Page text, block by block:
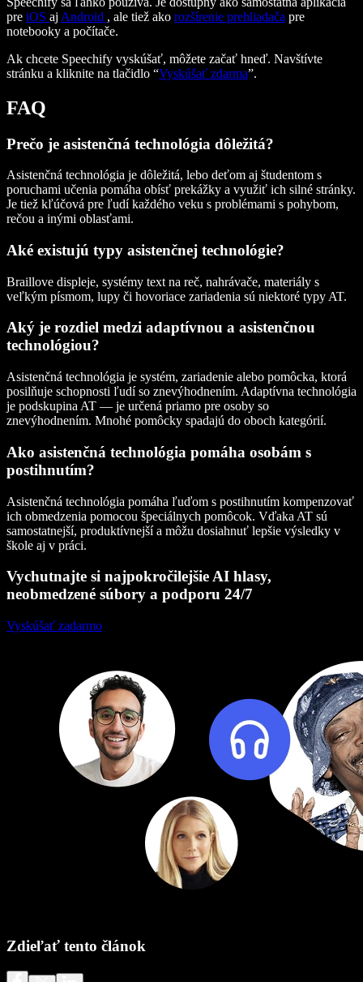
pre iOS aj Android , ale tiež ako rozšírenie prehliadača pre
notebooky a počítače.
Ak chcete Speechify vyskúšať, môžete začať hneď. Navštívte
stránku a kliknite na tlačidlo “Vyskúšať zdarma”.
FAQ
Prečo je asistenčná technológia dôležitá?
Asistenčná technológia je dôležitá, lebo deťom aj študentom s
poruchami učenia pomáha obísť prekážky a využiť ich silné stránky.
Je tiež kľúčová pre ľudí každého veku s problémami s pohybom,
rečou a inými oblasťami.
Aké existujú typy asistenčnej technológie?
Braillove displeje, systémy text na reč, nahrávače, materiály s
veľkým písmom, lupy či hovoriace zariadenia sú niektoré typy AT.
Aký je rozdiel medzi adaptívnou a asistenčnou
technológiou?
Asistenčná technológia je systém, zariadenie alebo pomôcka, ktorá
posilňuje schopnosti ľudí so znevýhodnením. Adaptívna technológia
je podskupina AT — je určená priamo pre osoby so
znevýhodnením. Mnohé pomôcky spadajú do oboch kategórií.
Ako asistenčná technológia pomáha osobám s
postihnutím?
Asistenčná technológia pomáha ľuďom s postihnutím kompenzovať
ich obmedzenia pomocou špeciálnych pomôcok. Vďaka AT sú
samostatnejší, produktívnejší a môžu dosiahnuť lepšie výsledky v
škole aj v práci.
Vychutnajte si najpokročilejšie AI hlasy,
neobmedzené súbory a podporu 24/7
Vyskúšať zadarmo
Zdieľať tento článok